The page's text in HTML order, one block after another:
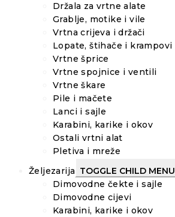
Držala za vrtne alate
Grablje, motike i vile
Vrtna crijeva i držači
Lopate, štihače i krampovi
Vrtne šprice
Vrtne spojnice i ventili
Vrtne škare
Pile i mačete
Lanci i sajle
Karabini, karike i okov
Ostali vrtni alat
Pletiva i mreže
Željezarija TOGGLE CHILD MENU
Dimovodne čekte i sajle
Dimovodne cijevi
Karabini, karike i okov